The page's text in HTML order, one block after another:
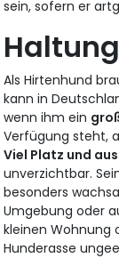
sein, sofern er
Als Hirtenhund
kann in
wenn ihm ein
Verfügung steht,
Viel Platz und
unverzichtbar.
besonders
Umgebung oder
kleinen Wohnung
Hunderasse